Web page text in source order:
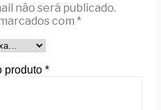
não será publicado.
com *
produto *